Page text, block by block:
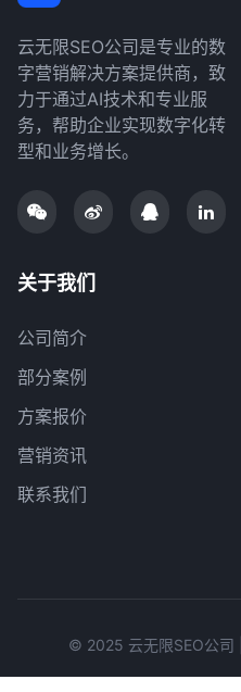
云无限SEO公司是专业的数
字营销解决方案提供商，致
力于通过AI技术和专业服
务，帮助企业实现数字化转
型和业务增长。
关于我们
公司简介
部分案例
方案报价
营销资讯
联系我们
© 2025 云无限SEO公司 |